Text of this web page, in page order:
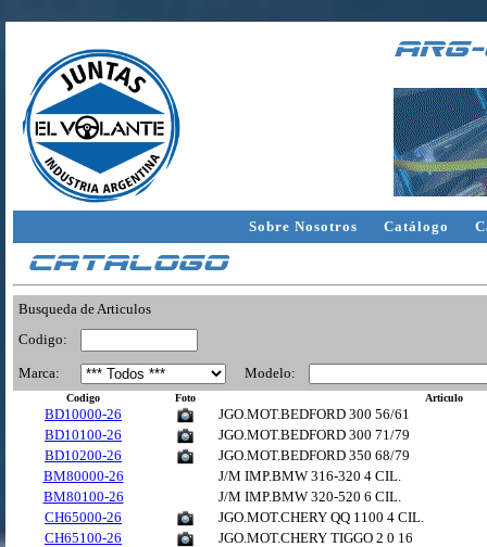
Sobre Nosotros Catálogo
Catalogo
Busqueda de Articulos
Codigo:
Marca: Modelo:
Codigo Foto Articulo
BD10000-26
JGO.MOT.BEDFORD 300 56/61
BD10100-26
JGO.MOT.BEDFORD 300 71/79
BD10200-26
JGO.MOT.BEDFORD 350 68/79
BM80000-26
J/M IMP.BMW 316-320 4 CIL.
BM80100-26
J/M IMP.BMW 320-520 6 CIL.
CH65000-26
JGO.MOT.CHERY QQ 1100 4 CIL.
CH65100-26
JGO.MOT.CHERY TIGGO 2 0 16